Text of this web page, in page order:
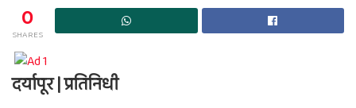
0
SHARES
दर्यापूर | प्रतिनिधी